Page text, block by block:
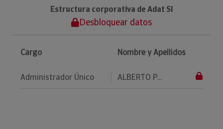
Estructura corporativa de Adat Sl
Desbloquear datos
Cargo Nombre y Apellidos
Administrador Único ALBERTO P...